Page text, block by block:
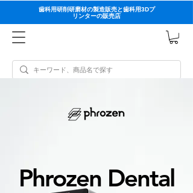
歯科用研削研磨材の製造販売と歯科用3Dプ
リンターの販売店
Phrozen Dental